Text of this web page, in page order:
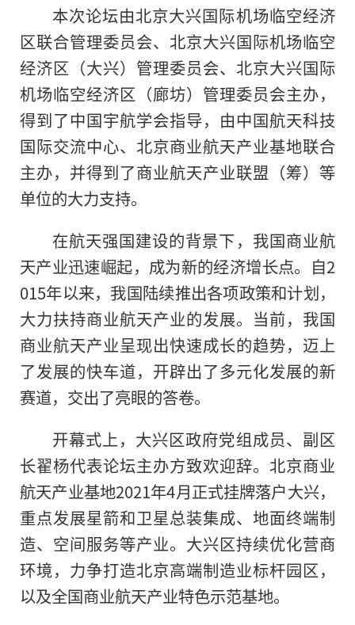
本次论坛由北京大兴国际机场临空经济
区联合管理委员会、北京大兴国际机场临空
经济区（大兴）管理委员会、北京大兴国际
机场临空经济区（廊坊）管理委员会主办，
得到了中国宇航学会指导，由中国航天科技
国际交流中心、北京商业航天产业基地联合
主办，并得到了商业航天产业联盟（筹）等
单位的大力支持。
在航天强国建设的背景下，我国商业航
天产业迅速崛起，成为新的经济增长点。自2
015年以来，我国陆续推出各项政策和计划，
大力扶持商业航天产业的发展。当前，我国
商业航天产业呈现出快速成长的趋势，迈上
了发展的快车道，开辟出了多元化发展的新
赛道，交出了亮眼的答卷。
开幕式上，大兴区政府党组成员、副区
长翟杨代表论坛主办方致欢迎辞。北京商业
航天产业基地2021年4月正式挂牌落户大兴，
重点发展星箭和卫星总装集成、地面终端制
造、空间服务等产业。大兴区持续优化营商
环境，力争打造北京高端制造业标杆园区，
以及全国商业航天产业特色示范基地。